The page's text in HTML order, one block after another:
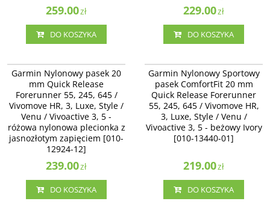
259.00zł
DO KOSZYKA
229.00zł
DO KOSZYKA
Garmin Nylonowy pasek 20 mm
Quick Release Forerunner 55, 245,
645 / Vivomove HR, 3, Luxe, Style /
Venu / Vivoactive 3 - różowa
nylonowa plecionka z jasnozłotym
zapięciem [010-12924-12]
Garmin Nylonowy pasek 20
mm Quick Release
Forerunner 55, 245, 645 /
Vivomove HR, 3, Luxe, Style /
Venu / Vivoactive 3, 5 -
różowa nylonowa plecionka z
jasnozłotym zapięciem [010-
12924-12]
239.00zł
DO KOSZYKA
Garmin Nylonowy Sportowy pasek
ComfortFit 20 mm Quick Release
Forerunner 55, 245, 645 /
Vivomove HR, 3, Luxe, Style / Venu
/ Vivoactive 3, 5 - beżowy Ivory
[010-13440-01]
Garmin Nylonowy Sportowy
pasek ComfortFit 20 mm
Quick Release Forerunner
55, 245, 645 / Vivomove HR,
3, Luxe, Style / Venu /
Vivoactive 3, 5 - beżowy Ivory
[010-13440-01]
219.00zł
DO KOSZYKA